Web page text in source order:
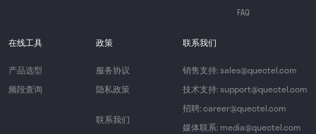
FAQ
在线工具
产品选型
频段查询
政策
服务协议
隐私政策
联系我们
联系我们
销售支持: sales@quectel.com
技术支持: support@quectel.com
招聘: career@quectel.com
媒体联系: media@quectel.com